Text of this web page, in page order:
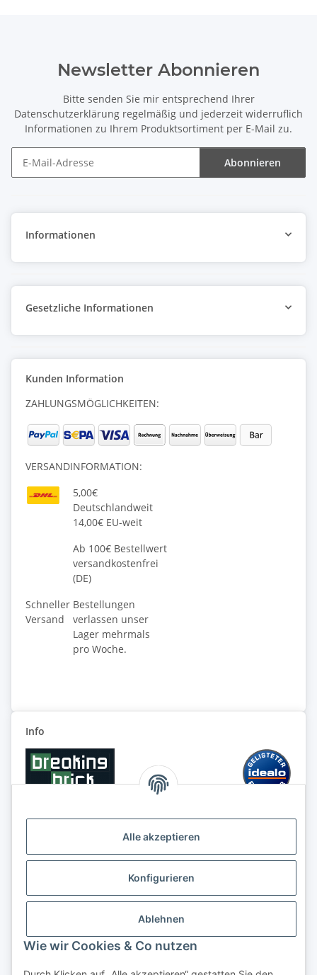
Alle akzeptieren
Konfigurieren
Ablehnen
Wie wir Cookies & Co nutzen
Newsletter Abonnieren
Bitte senden Sie mir entsprechend Ihrer
Datenschutzerklärung regelmäßig und jederzeit widerruflich
Informationen zu Ihrem Produktsortiment per E-Mail zu.
Abonnieren
Informationen
Gesetzliche Informationen
Kunden Information
ZAHLUNGSMÖGLICHKEITEN:
VERSANDINFORMATION:
5,00€
Deutschlandweit
14,00€ EU-weit
Ab 100€ Bestellwert
versandkostenfrei
(DE)
Schneller
Versand
Bestellungen
verlassen unser
Lager mehrmals
pro Woche.
Info